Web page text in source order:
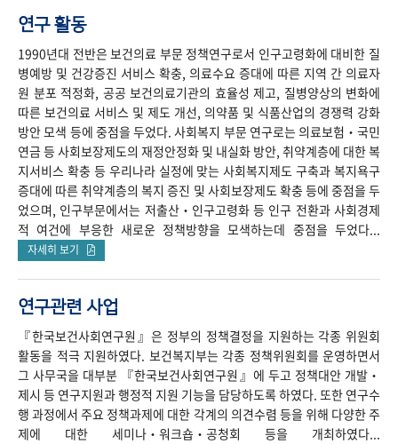
연구 활동
1990년대 전반은 보건의료 부문 정책연구로서 인구고령화에 대비한 질
병예방 및 건강증진 서비스 확충, 의료수요 증대에 따른 지역 간 의료자
원 분포 적정화, 공공 보건의료기관의 효율성 제고, 질병양상의 변화에
따른 보건의료 서비스 및 제도 개선, 의약품 및 식품산업의 경쟁력 강화
방안 모색 등에 중점을 두었다. 사회복지 부문 연구로는 의료보험‧국민
연금 등 사회보장제도의 재정안정화 및 내실화 방안, 취약계층에 대한 복
지서비스 확충 등 우리나라 실정에 맞는 사회복지제도 구축과 복지욕구
증대에 따른 취약계층의 복지 증진 및 사회보장제도 확충 등에 중점을 두
었으며, 인구부문에서는 저출산‧인구고령화 등 인구 전환과 사회경제
적 여건에 부응한 새로운 정책방향을 모색하는데 중점을 두었다...
자세히 보기
연구관련 사업
『한국보건사회연구원』은 정부의 정책결정을 지원하는 각종 위원회
활동을 적극 지원하였다. 보건복지부는 각종 정책위원회를 운영하면서
그 사무국을 대부분 『한국보건사회연구원』에 두고 정책대안 개발‧
제시 등 연구지원과 행정적 지원 기능을 담당하도록 하였다. 또한 연구수
행 과정에서 주요 정책과제에 대한 각계의 의견수렴 등을 위해 다양한 주
제에 대한 세미나‧워크숍‧공청회 등을 개최하였다...